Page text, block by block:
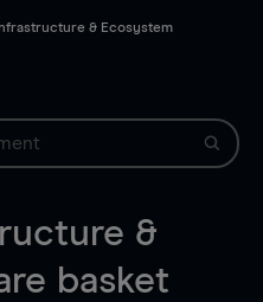
& Ecosystem
&
basket